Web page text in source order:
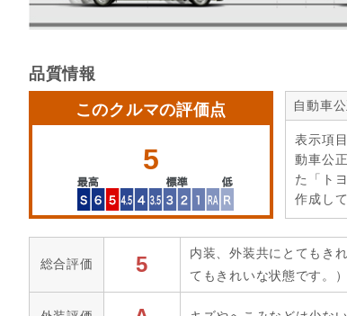
品質情報
このクルマの評価点
5
自動車
表示項
動車公
た「ト
作成し
総合評価 5
内装、外装共にとてもき
てもきれいな状態です。）